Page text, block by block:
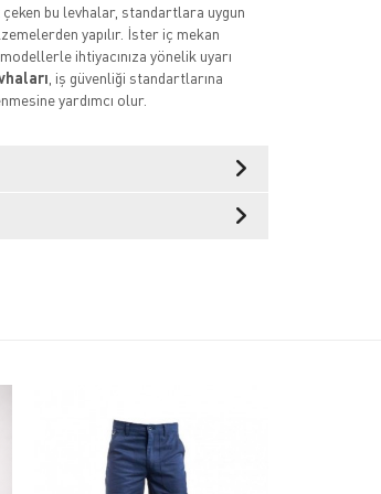
bu levhalar, standartlara uygun
yapılır. İster iç mekan
ihtiyacınıza yönelik uyarı
, iş güvenliği standartlarına
yardımcı olur.